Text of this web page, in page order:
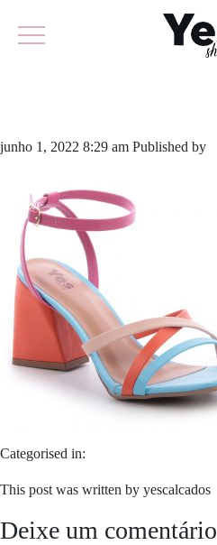
junho 1, 2022 8:29 am Published by
Categorised in:
This post was written by yescalcados
Deixe um comentário